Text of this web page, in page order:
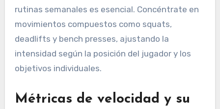
rutinas semanales es esencial. Concéntrate en
movimientos compuestos como squats,
deadlifts y bench presses, ajustando la
intensidad según la posición del jugador y los
objetivos individuales.
Métricas de velocidad y su